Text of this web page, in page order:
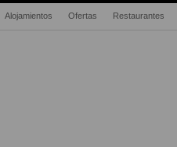
Alojamientos Ofertas Restaurantes